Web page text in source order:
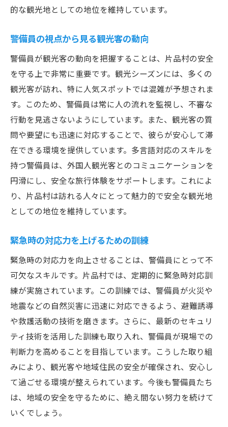
的な観光地としての地位を維持しています。
警備員の視点から見る観光客の動向
警備員が観光客の動向を把握することは、片品村の安全
を守る上で非常に重要です。観光シーズンには、多くの
観光客が訪れ、特に人気スポットでは混雑が予想されま
す。このため、警備員は常に人の流れを監視し、不審な
行動を見逃さないようにしています。また、観光客の質
問や要望にも迅速に対応することで、彼らが安心して滞
在できる環境を提供しています。多言語対応のスキルを
持つ警備員は、外国人観光客とのコミュニケーションを
円滑にし、安全な旅行体験をサポートします。これによ
り、片品村は訪れる人々にとって魅力的で安全な観光地
としての地位を維持しています。
緊急時の対応力を上げるための訓練
緊急時の対応力を向上させることは、警備員にとって不
可欠なスキルです。片品村では、定期的に緊急時対応訓
練が実施されています。この訓練では、警備員が火災や
地震などの自然災害に迅速に対応できるよう、避難誘導
や救護活動の技術を磨きます。さらに、最新のセキュリ
ティ技術を活用した訓練も取り入れ、警備員が現場での
判断力を高めることを目指しています。こうした取り組
みにより、観光客や地域住民の安全が確保され、安心し
て過ごせる環境が整えられています。今後も警備員たち
は、地域の安全を守るために、絶え間ない努力を続けて
いくでしょう。